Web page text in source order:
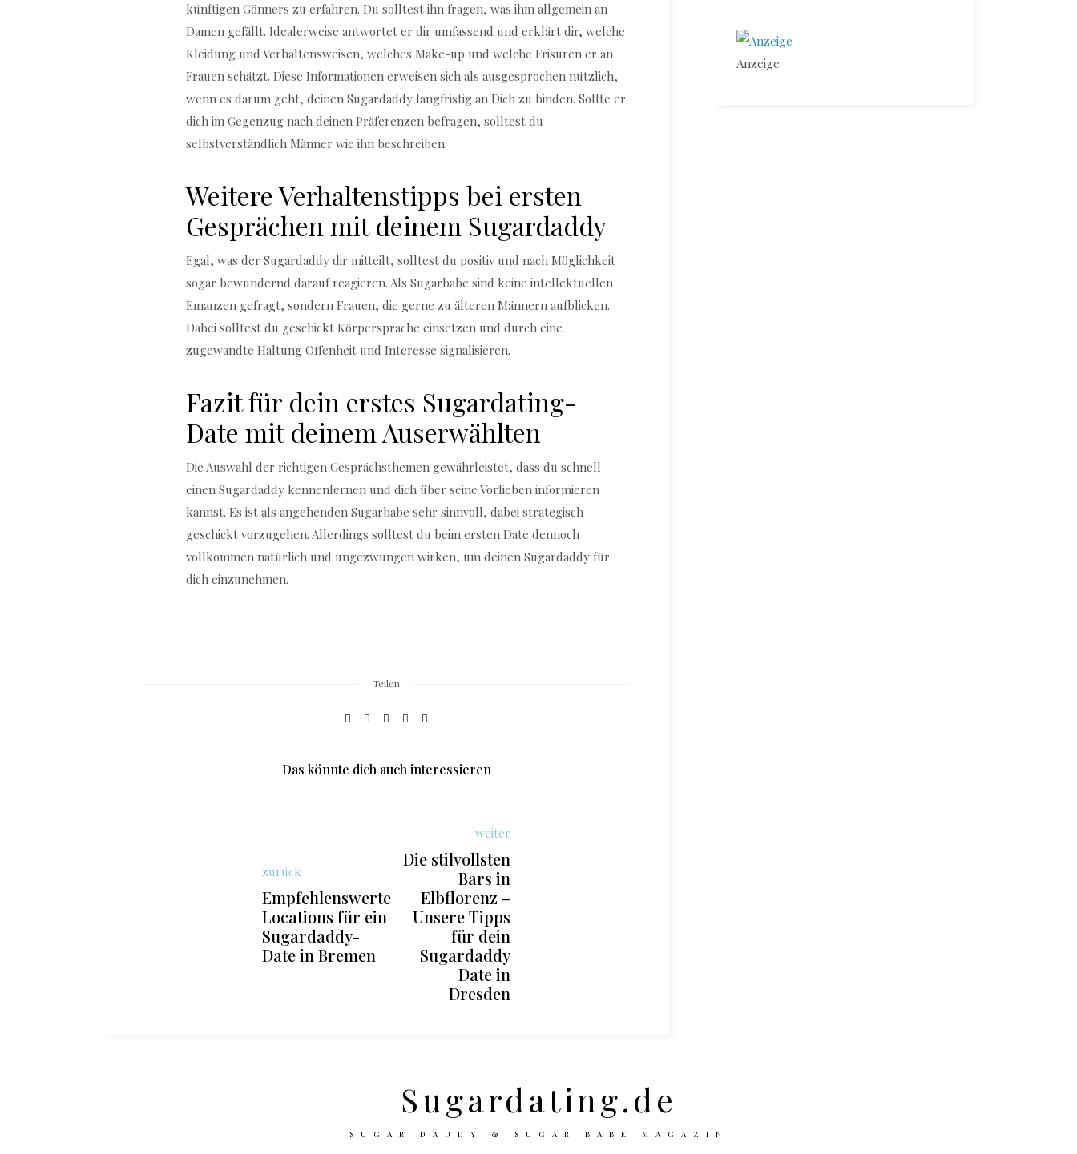
künftigen Gönners zu erfahren. Du solltest ihn fragen, was ihm allgemein an
Damen gefällt. Idealerweise antwortet er dir umfassend und erklärt dir, welche
Kleidung und Verhaltensweisen, welches Make-up und welche Frisuren er an
Frauen schätzt. Diese Informationen erweisen sich als ausgesprochen nützlich,
wenn es darum geht, deinen Sugardaddy langfristig an Dich zu binden. Sollte er
dich im Gegenzug nach deinen Präferenzen befragen, solltest du
selbstverständlich Männer wie ihn beschreiben.
Weitere Verhaltenstipps bei ersten
Gesprächen mit deinem Sugardaddy
Egal, was der Sugardaddy dir mitteilt, solltest du positiv und nach Möglichkeit
sogar bewundernd darauf reagieren. Als Sugarbabe sind keine intellektuellen
Emanzen gefragt, sondern Frauen, die gerne zu älteren Männern aufblicken.
Dabei solltest du geschickt Körpersprache einsetzen und durch eine
zugewandte Haltung Offenheit und Interesse signalisieren.
Fazit für dein erstes Sugardating-
Date mit deinem Auserwählten
Die Auswahl der richtigen Gesprächsthemen gewährleistet, dass du schnell
einen Sugardaddy kennenlernen und dich über seine Vorlieben informieren
kannst. Es ist als angehenden Sugarbabe sehr sinnvoll, dabei strategisch
geschickt vorzugehen. Allerdings solltest du beim ersten Date dennoch
vollkommen natürlich und ungezwungen wirken, um deinen Sugardaddy für
dich einzunehmen.
Teilen
Das könnte dich auch interessieren
zurück
Empfehlenswerte
Locations für ein
Sugardaddy-
Date in Bremen
weiter
Die stilvollsten
Bars in
Elbflorenz –
Unsere Tipps
für dein
Sugardaddy
Date in
Dresden
Anzeige
Sugardating.de
SUGAR DADDY & SUGAR BABE MAGAZIN